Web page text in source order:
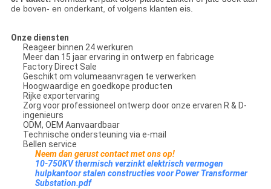
de boven- en onderkant, of volgens klanten eis.
Onze diensten
Reageer binnen 24 werkuren
Meer dan 15 jaar ervaring in ontwerp en fabricage
Factory Direct Sale
Geschikt om volumeaanvragen te verwerken
Hoogwaardige en goedkope producten
Rijke exportervaring
Zorg voor professioneel ontwerp door onze ervaren R & D-
ingenieurs
ODM, OEM Aanvaardbaar
Technische ondersteuning via e-mail
Bellen service
Neem dan gerust contact met ons op!
10-750KV thermisch verzinkt elektrisch vermogen
hulpkantoor stalen constructies voor Power Transformer
Substation.pdf